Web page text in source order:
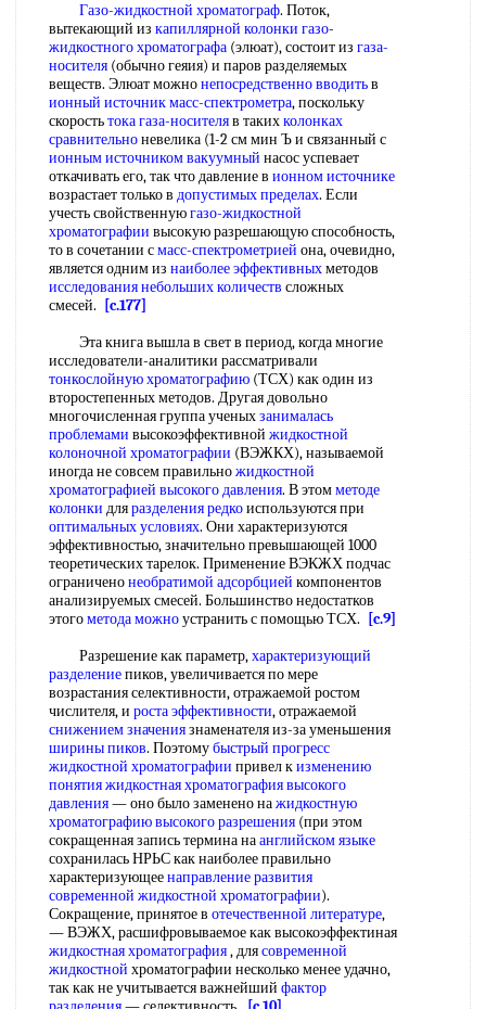
Газо-жидкостной хроматограф. Поток,
вытекающий из капиллярной колонки газо-
жидкостного хроматографа (элюат), состоит из газа-
носителя (обычно геяия) и паров разделяемых
веществ. Элюат можнонепосредственно вводитьв
ионный источник масс-спектрометра, поскольку
скоростьтока газа-носителяв такихколонках
сравнительноневелика (1-2 см мин Ъ и связанный с
ионным источником вакуумный насос успевает
откачивать его, так что давление в ионном источнике
возрастает только в допустимых пределах. Если
учесть свойственнуюгазо-жидкостной
хроматографии высокую разрешающую способность,
то в сочетании смасс-спектрометрией она, очевидно,
является одним из наиболее эффективныхметодов
исследования небольших количеств сложных
смесей.
[c.177]
Эта книга вышла в свет в период, когда многие
исследователи-аналитики рассматривали
тонкослойную хроматографию (ТСХ) как один из
второстепенных методов. Другая довольно
многочисленная группа ученыхзанималась
проблемами высокоэффективной жидкостной
колоночной хроматографии (ВЭЖКХ), называемой
иногда не совсем правильножидкостной
хроматографией высокого давления. В этомметоде
колонки дляразделения редкоиспользуются при
оптимальных условиях. Они характеризуются
эффективностью, значительно превышающей 1000
теоретических тарелок. Применение ВЭКЖХ подчас
ограниченонеобратимой адсорбцией компонентов
анализируемых смесей. Большинство недостатков
этогометода можноустранить с помощью ТСХ.
[c.9]
Разрешение как параметр,характеризующий
разделениепиков, увеличивается по мере
возрастания селективности, отражаемой ростом
числителя, и роста эффективности, отражаемой
снижением значениязнаменателя из-за уменьшения
ширины пиков. Поэтомубыстрый прогресс
жидкостной хроматографии привел кизменению
понятияжидкостная хроматография высокого
давления— оно было заменено нажидкостную
хроматографию высокого разрешения (при этом
сокращенная запись термина наанглийском языке
сохранилась НРЬС как наиболее правильно
характеризующеенаправление развития
современной жидкостной хроматографии).
Сокращение, принятое в отечественной литературе,
— ВЭЖХ, расшифровываемое как высокоэффектиная
жидкостная хроматография, длясовременной
жидкостной хроматографии несколько менее удачно,
так как не учитывается важнейший фактор